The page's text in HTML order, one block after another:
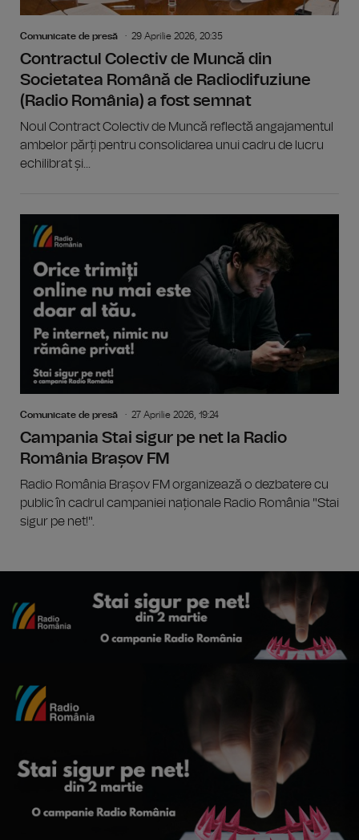
Comunicate de presă 29 Aprilie 2026, 20:35
Contractul Colectiv de Muncă din
Societatea Română de Radiodifuziune
(Radio România) a fost semnat
Noul Contract Colectiv de Muncă reflectă angajamentul
ambelor părți pentru consolidarea unui cadru de lucru
echilibrat și...
Comunicate de presă 27 Aprilie 2026, 19:24
Campania Stai sigur pe net la Radio
România Brașov FM
Radio România Brașov FM organizează o dezbatere cu
public în cadrul campaniei naționale Radio România "Stai
sigur pe net!".